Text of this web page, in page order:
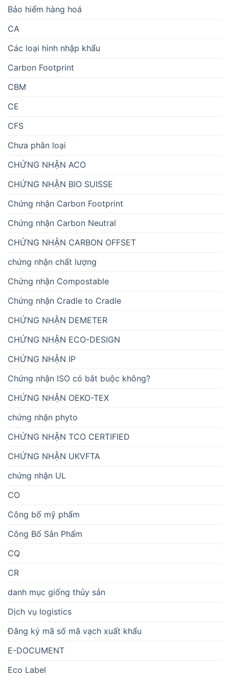
Bảo hiểm hàng hoá
CA
Các loại hình nhập khẩu
Carbon Footprint
CBM
CE
CFS
Chưa phân loại
CHỨNG NHẬN ACO
CHỨNG NHẬN BIO SUISSE
Chứng nhận Carbon Footprint
Chứng nhận Carbon Neutral
CHỨNG NHẬN CARBON OFFSET
chứng nhận chất lượng
Chứng nhận Compostable
Chứng nhận Cradle to Cradle
CHỨNG NHẬN DEMETER
CHỨNG NHẬN ECO-DESIGN
CHỨNG NHẬN IP
Chứng nhận ISO có bắt buộc không?
CHỨNG NHẬN OEKO-TEX
chứng nhận phyto
CHỨNG NHẬN TCO CERTIFIED
CHỨNG NHẬN UKVFTA
chứng nhận UL
CO
Công bố mỹ phẩm
Công Bố Sản Phẩm
CQ
CR
danh mục giống thủy sản
Dịch vụ logistics
Đăng ký mã số mã vạch xuất khẩu
E-DOCUMENT
Eco Label